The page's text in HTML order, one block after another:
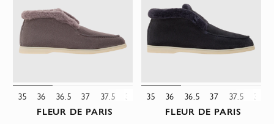
35 36 36.5 37 37.5 38 38.5 39 39.5 40 41 42
FLEUR DE PARIS
35 36 36.5 37 37.5 38
FLEUR DE PARIS